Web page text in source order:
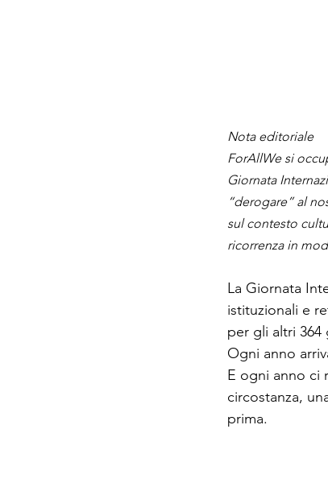
Nota editoriale
ForAllWe si
Giornata
“derogare” al
sul contesto
ricorrenza in
La Giornata
istituzionali e
per gli altri 364
Ogni anno
E ogni anno ci
circostanza,
prima.